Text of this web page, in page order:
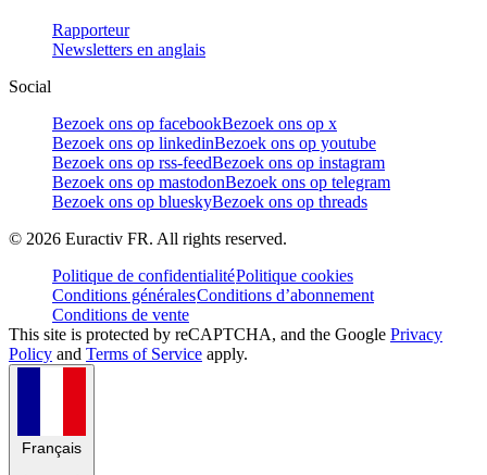
Rapporteur
Newsletters en anglais
Social
Bezoek ons op facebookBezoek ons op x
Bezoek ons op linkedinBezoek ons op youtube
Bezoek ons op rss-feedBezoek ons op instagram
Bezoek ons op mastodonBezoek ons op telegram
Bezoek ons op blueskyBezoek ons op threads
© 2026 Euractiv FR. All rights reserved.
Politique de confidentialitéPolitique cookies
Conditions généralesConditions d’abonnement
Conditions de vente
This site is protected by reCAPTCHA, and the Google Privacy
Policy and Terms of Service apply.
Français